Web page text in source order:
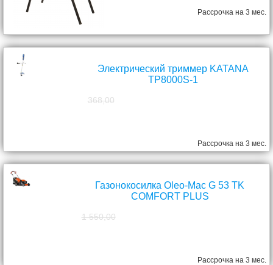
Рассрочка на 3 мес.
Электрический триммер KATANA
TP8000S-1
368,00
Рассрочка на 3 мес.
Газонокосилка Oleo-Mac G 53 TK
COMFORT PLUS
1 550,00
Рассрочка на 3 мес.